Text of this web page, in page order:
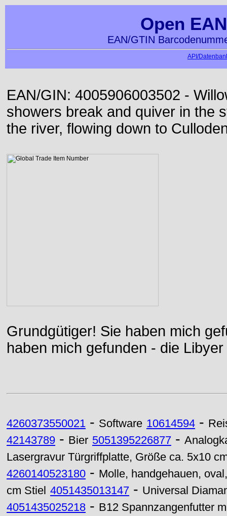
Open
EAN/GTIN
API/
EAN/GIN: 4005906003502 -
showers break and quiver in the
the river, flowing down to
Grundgütiger! Sie haben mich
haben mich gefunden - die
4260373550021 - Software 10614594 -
42143789 - Bier 5051395226877 -
Lasergravur Türgriffplatte, Größe ca. 5x10
4260140523180 - Molle, handgehauen,
cm Stiel 4051435013147 - Universal
4051435025218 - B12 Spannzangenfutter